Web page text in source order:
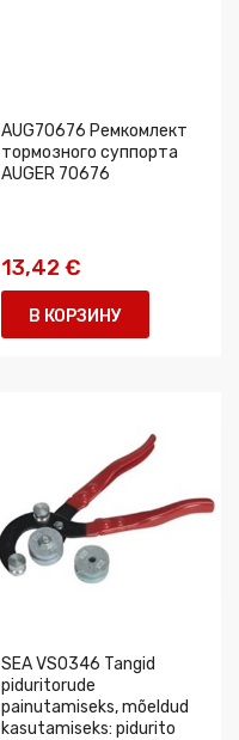
AUG70676 Ремкомлект
тормозного суппорта
AUGER 70676
13,42 €
В КОРЗИНУ
SEA VS0346 Tangid
piduritorude
painutamiseks, mõeldud
kasutamiseks: pidurito